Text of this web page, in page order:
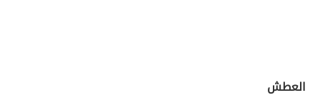
العطش